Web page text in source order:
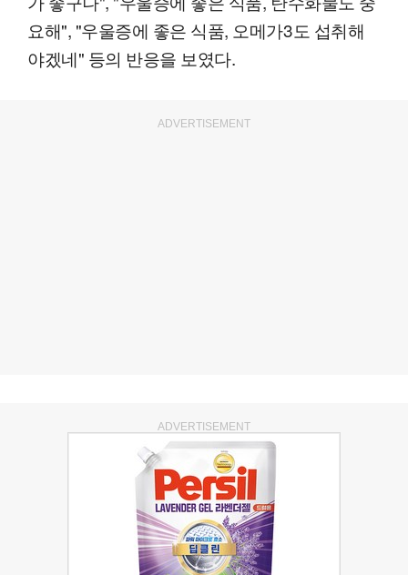
요해", "우울증에 좋은 식품, 오메가3도 섭취해
야겠네" 등의 반응을 보였다.
ADVERTISEMENT
ADVERTISEMENT